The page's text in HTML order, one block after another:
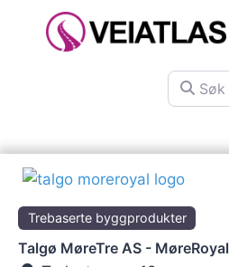
Søk etter
Trebaserte byggprodukter
Talgø MøreTre AS - MøreRoyal